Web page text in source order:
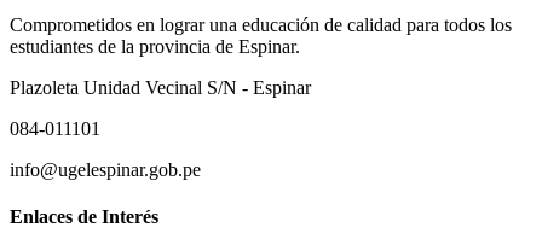
Comprometidos en lograr una educación de calidad para todos los
estudiantes de la provincia de Espinar.
Plazoleta Unidad Vecinal S/N - Espinar
084-011101
info@ugelespinar.gob.pe
Enlaces de Interés